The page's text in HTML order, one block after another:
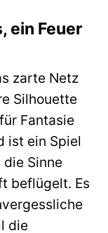
ein Feuer
zarte Netz
Silhouette
Fantasie
ist ein Spiel
die Sinne
beflügelt. Es
die